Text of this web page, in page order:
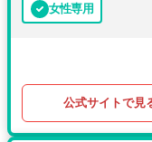
女性専用
公式サイトで見